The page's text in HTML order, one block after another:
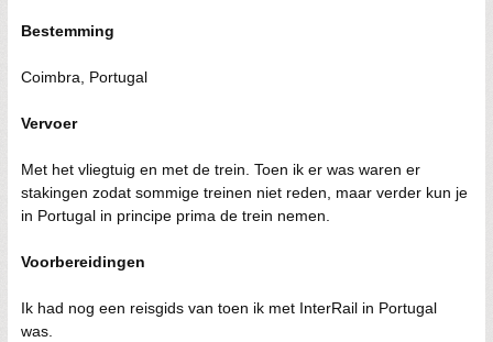
Bestemming
Coimbra, Portugal
Vervoer
Met het vliegtuig en met de trein. Toen ik er was waren er
stakingen zodat sommige treinen niet reden, maar verder kun je
in Portugal in principe prima de trein nemen.
Voorbereidingen
Ik had nog een reisgids van toen ik met InterRail in Portugal
was.